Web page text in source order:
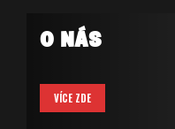
O NÁS
VÍCE ZDE